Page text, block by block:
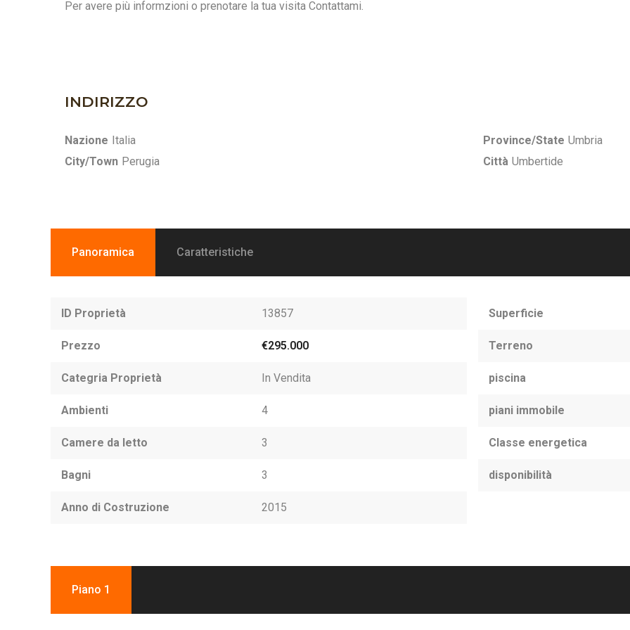
Per avere più informzioni o prenotare la tua visita Contattami.
INDIRIZZO
Nazione Italia Province/State Umbria
City/Town Perugia Città Umbertide
Panoramica Caratteristiche
ID Proprietà 13857
Prezzo €295.000
Categria Proprietà In Vendita
Ambienti 4
Camere da letto 3
Bagni 3
Anno di Costruzione 2015
Superficie
Terreno
piscina
piani immobile
Classe energetica
disponibilità
Piano 1